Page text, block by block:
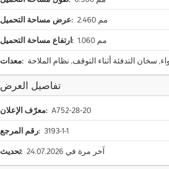
عرض مساحة التحميل: 2.460 مم
ارتفاع مساحة التحميل: 1.060 مم
معدات: سخان التدفئة أثناء التوقف, نظام الملاحة
تفاصيل العرض
معرّف الإعلان: A752-28-20
رقم المرجع: 3193-1-1
تحديث: آخر مرة في 24.07.2026